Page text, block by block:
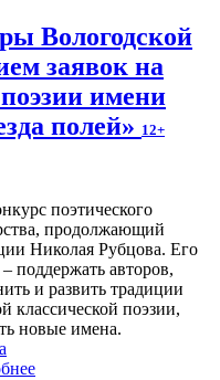
Вологодской
заявок на
имени
полей» 12+
поэтического
продолжающий
Николая Рубцова. Его
– поддержать авторов,
и развить традиции
классической поэзии,
новые имена.